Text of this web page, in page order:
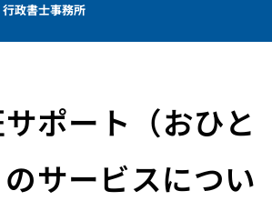
政書士事務所
ポート（おひと
サービスについ